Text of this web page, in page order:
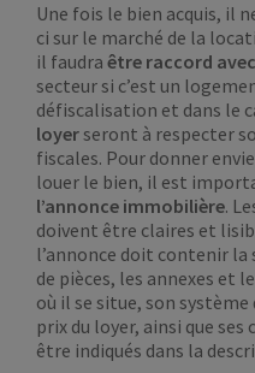
Une fois le bien acquis, il
ci sur le marché de la
il faudra être raccord
secteur si c’est un
défiscalisation et dans le
loyerseront à respecter
fiscales. Pour donner
louer le bien, il est
l’annonce immobilière.
doivent être claires et
l’annonce doit contenir
de pièces, les annexes et
où il se situe, son système
prix du loyer, ainsi que
être indiqués dans la